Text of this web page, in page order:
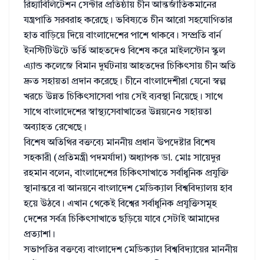
রিহ্যাবিলিটেশন সেন্টার প্রতিষ্ঠায় চীন আন্তর্জাতিকমানের
যন্ত্রপাতি সরবরাহ করেছে। ভবিষ্যতে চীন আরো সহযোগিতার
হাত বাড়িয়ে দিয়ে বাংলাদেশের পাশে থাকবে। সম্প্রতি বার্ন
ইনস্টিটিউটে ভর্তি আহতদেও বিশেষ করে মাইলস্টোন স্কুল
এ্যান্ড কলেজে বিমান দুর্ঘটনায় আহতদের চিকিৎসায় চীন অতি
দ্রুত সহায়তা প্রদান করেছে। চীনে বাংলাদেশীরা যেনো স্বল্প
খরচে উন্নত চিকিৎসাসেবা পায় সেই ব্যবস্থা নিয়েছে। সাথে
সাথে বাংলাদেশের স্বাস্থ্যসেবাখাতের উন্নয়নেও সহায়তা
অব্যাহত রেখেছে।
বিশেষ অতিথির বক্তব্যে মাননীয় প্রধান উপদেষ্টার বিশেষ
সহকারী (প্রতিমন্ত্রী পদমর্যাদা) অধ্যাপক ডা. মোঃ সায়েদুর
রহমান বলেন, বাংলাদেশের চিকিৎসাখাতে সর্বাধুনিক প্রযুক্তি
স্থানান্তরে বা আনয়নে বাংলাদেশ মেডিক্যাল বিশ্ববিদ্যালয় হাব
হয়ে উঠবে। এখান থেকেই বিশ্বের সর্বাধুনিক প্রযুক্তিসমূহ
দেশের সর্বত্র চিকিৎসাখাতে ছড়িয়ে যাবে সেটাই আমাদের
প্রত্যাশা।
সভাপতির বক্তব্যে বাংলাদেশ মেডিক্যাল বিশ্ববিদ্যায়ের মাননীয়